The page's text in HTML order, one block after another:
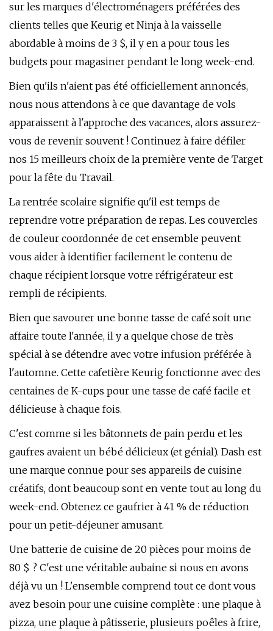
sur les marques d'électroménagers préférées des
clients telles que Keurig et Ninja à la vaisselle
abordable à moins de 3 $, il y en a pour tous les
budgets pour magasiner pendant le long week-end.
Bien qu'ils n'aient pas été officiellement annoncés,
nous nous attendons à ce que davantage de vols
apparaissent à l'approche des vacances, alors assurez-
vous de revenir souvent ! Continuez à faire défiler
nos 15 meilleurs choix de la première vente de Target
pour la fête du Travail.
La rentrée scolaire signifie qu'il est temps de
reprendre votre préparation de repas. Les couvercles
de couleur coordonnée de cet ensemble peuvent
vous aider à identifier facilement le contenu de
chaque récipient lorsque votre réfrigérateur est
rempli de récipients.
Bien que savourer une bonne tasse de café soit une
affaire toute l'année, il y a quelque chose de très
spécial à se détendre avec votre infusion préférée à
l'automne. Cette cafetière Keurig fonctionne avec des
centaines de K-cups pour une tasse de café facile et
délicieuse à chaque fois.
C'est comme si les bâtonnets de pain perdu et les
gaufres avaient un bébé délicieux (et génial). Dash est
une marque connue pour ses appareils de cuisine
créatifs, dont beaucoup sont en vente tout au long du
week-end. Obtenez ce gaufrier à 41 % de réduction
pour un petit-déjeuner amusant.
Une batterie de cuisine de 20 pièces pour moins de
80 $ ? C'est une véritable aubaine si nous en avons
déjà vu un ! L'ensemble comprend tout ce dont vous
avez besoin pour une cuisine complète : une plaque à
pizza, une plaque à pâtisserie, plusieurs poêles à frire,